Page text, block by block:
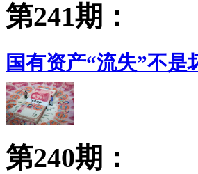
第241期：
国有资产“流失”不是
第240期：